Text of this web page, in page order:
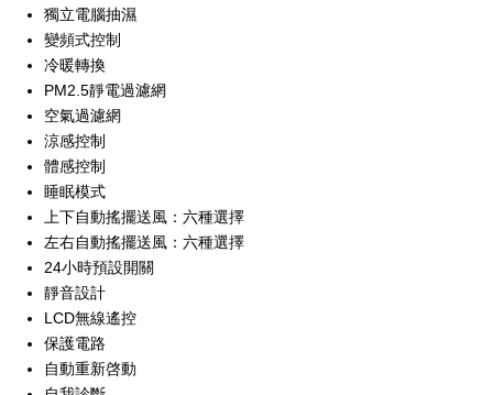
獨立電腦抽濕
變頻式控制
冷暖轉換
PM2.5靜電過濾網
空氣過濾網
涼感控制
體感控制
睡眠模式
上下自動搖擺送風：六種選擇
左右自動搖擺送風：六種選擇
24小時預設開關
靜音設計
LCD無線遙控
保護電路
自動重新啓動